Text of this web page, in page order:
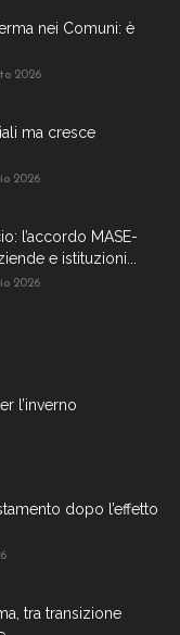
nei Comuni: è
2026
ma cresce
2026
l’accordo MASE-
e istituzioni...
2026
l’inverno
dopo l’effetto
tra transizione